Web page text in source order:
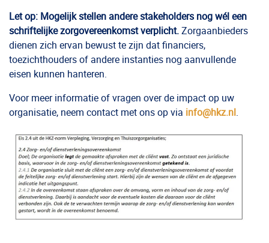
Let op: Mogelijk stellen andere stakeholders nog wél een
schriftelijke zorgovereenkomst verplicht.Zorgaanbieders
dienen zich ervan bewust te zijn dat financiers,
toezichthouders of andere instanties nog aanvullende
eisen kunnen hanteren.
Voor meer informatie of vragen over de impact op uw
organisatie, neem contact met ons op via info@hkz.nl.